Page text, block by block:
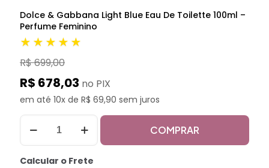
Dolce & Gabbana Light Blue Eau De Toilette 100ml –
Perfume Feminino
★★★★★
R$ 699,00
R$ 678,03 no PIX
em até 10x de R$ 69,90 sem juros
COMPRAR
Calcular o Frete